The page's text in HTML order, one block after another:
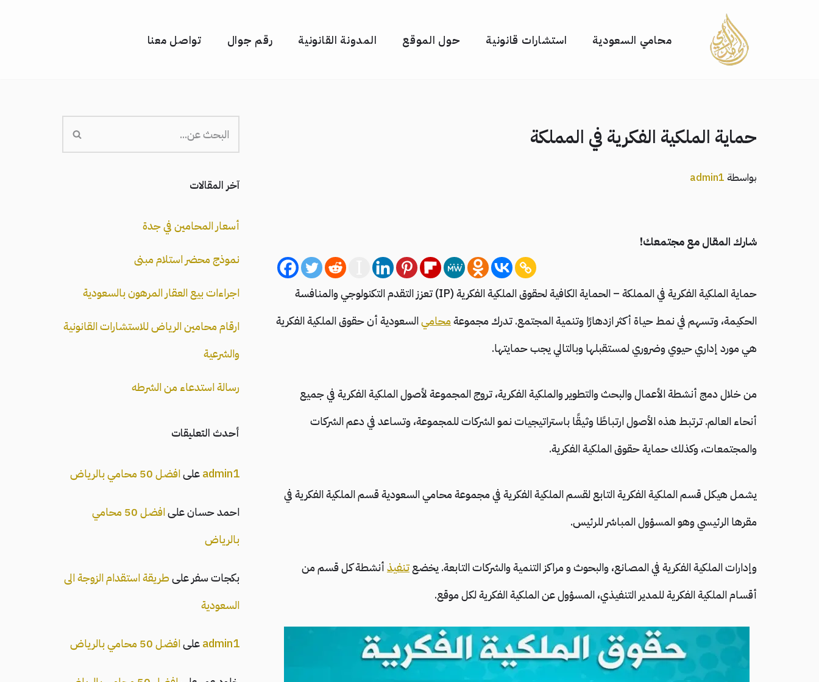
محامي السعودية استشارات قانونية حول الموقع المدونة القانونية رقم جوال تواصل معنا
حماية الملكية الفكرية في المملكة
بواسطة admin1
شارك المقال مع مجتمعك!
حماية الملكية الفكرية في المملكة – الحماية الكافية لحقوق الملكية الفكرية (IP) تعزز التقدم التكنولوجي والمنافسة
الحكيمة، وتسهم في نمط حياة أكثر ازدهارًا وتنمية المجتمع. تدرك مجموعةمحاميالسعودية أن حقوق الملكية الفكرية
هي مورد إداري حيوي وضروري لمستقبلها وبالتالي يجب حمايتها.
من خلال دمج أنشطة الأعمال والبحث والتطوير والملكية الفكرية، تروج المجموعة لأصول الملكية الفكرية في جميع
أنحاء العالم. ترتبط هذه الأصول ارتباطًا وثيقًا باستراتيجيات نمو الشركات للمجموعة، وتساعد في دعم الشركات
والمجتمعات، وكذلك حماية حقوق الملكية الفكرية.
يشمل هيكل قسم الملكية الفكرية التابع لقسم الملكية الفكرية في مجموعة محامي السعودية قسم الملكية الفكرية في
مقرها الرئيسي وهو المسؤول المباشر للرئيس.
وإدارات الملكية الفكرية في المصانع، والبحوث و مراكز التنمية والشركات التابعة. يخضعتنفيذأنشطة كل قسم من
أقسام الملكية الفكرية للمدير التنفيذي، المسؤول عن الملكية الفكرية لكل موقع.
آخر المقالات
أسعار المحامين في جدة
نموذج محضر استلام مبنى
اجراءات بيع العقار المرهون بالسعودية
ارقام محامين الرياض للاستشارات القانونية
والشرعية
رسالة استدعاء من الشرطه
أحدث التعليقات
admin1علىافضل 50 محامي بالرياض
احمد حسانعلى
افضل 50 محامي
بالرياض
بكجات سفر علىطريقة استقدام الزوجة الى
السعودية
admin1علىافضل 50 محامي بالرياض